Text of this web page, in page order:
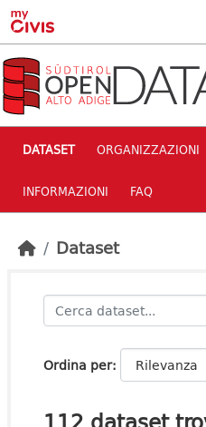
Skip to main content
DATASET ORGANIZZAZIONI
INFORMAZIONI FAQ
Dataset
Ordina per